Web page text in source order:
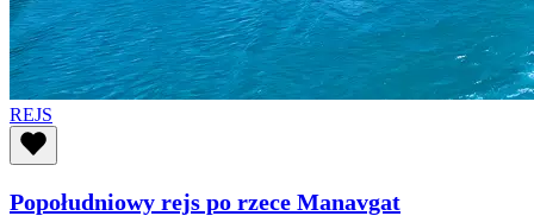
REJS
Popołudniowy rejs po rzece Manavgat